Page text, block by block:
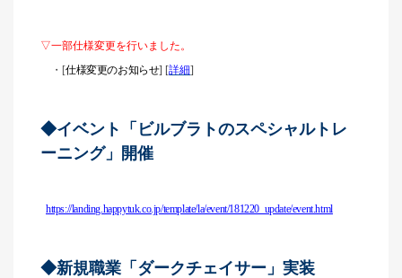
▽一部仕様変更を行いました。
・ [仕様変更のお知らせ] [詳細]
◆イベント「ビルブラトのスペシャルトレ
ーニング」開催
https://landing.happytuk.co.jp/template/la/event/181220_update/event.html
◆新規職業「ダークチェイサー」実装